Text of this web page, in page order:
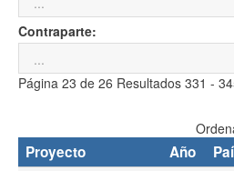
Contraparte:
Página 23 de 26 Resultados 331 -
Proyecto Año